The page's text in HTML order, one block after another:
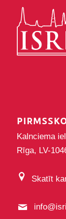
Kalnciema
Rīga, LV-
Skatīt